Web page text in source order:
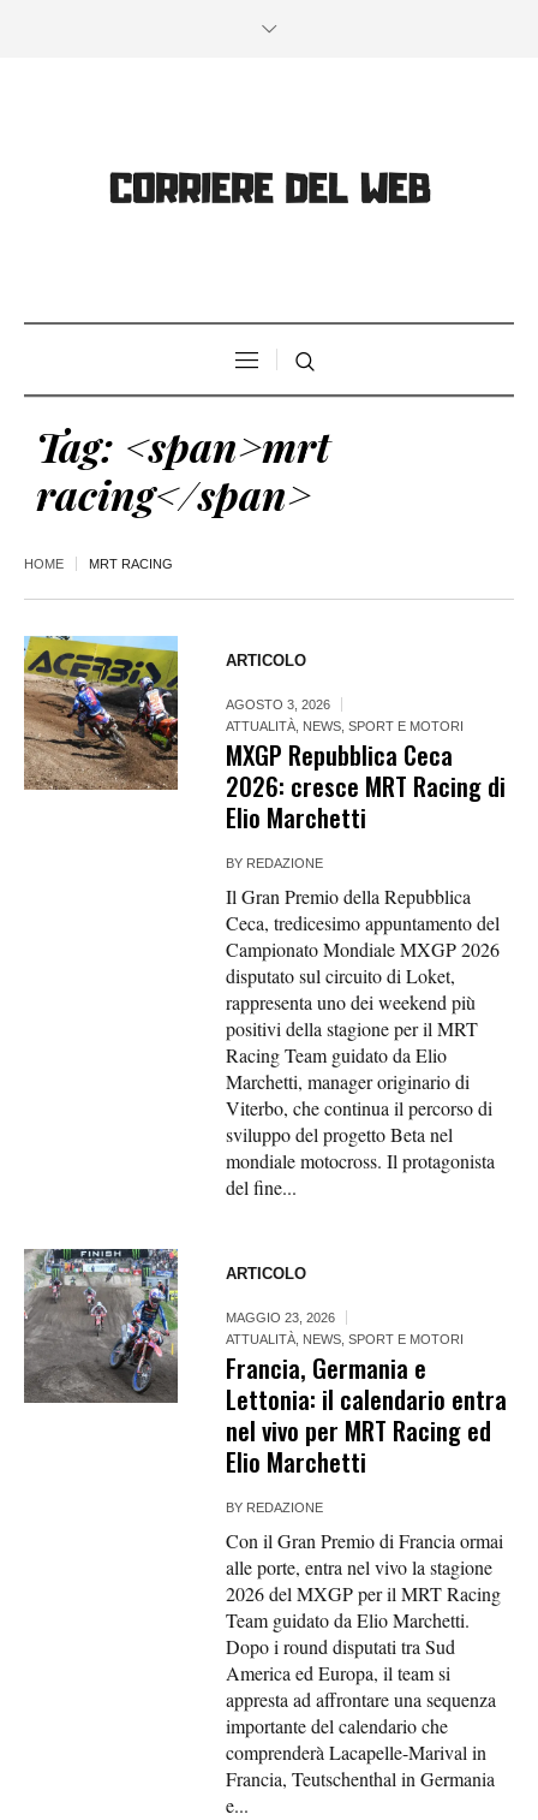
Tag: <span>mrt
racing</span>
HOME MRT RACING
ARTICOLO
AGOSTO 3, 2026
ATTUALITÀ NEWS ,SPORT E MOTORI
MXGP Repubblica Ceca
2026: cresce MRT Racing di
Elio Marchetti
BY REDAZIONE
Il Gran Premio della Repubblica
Ceca, tredicesimo appuntamento del
Campionato Mondiale MXGP 2026
disputato sul circuito di Loket,
rappresenta uno dei weekend più
positivi della stagione per il MRT
Racing Team guidato da Elio
Marchetti, manager originario di
Viterbo, che continua il percorso di
sviluppo del progetto Beta nel
mondiale motocross. Il protagonista
del fine...
ARTICOLO
MAGGIO 23, 2026
ATTUALITÀ NEWS ,SPORT E MOTORI
Francia, Germania e
Lettonia: il calendario entra
nel vivo per MRT Racing ed
Elio Marchetti
BY REDAZIONE
Con il Gran Premio di Francia ormai
alle porte, entra nel vivo la stagione
2026 del MXGP per il MRT Racing
Team guidato da Elio Marchetti.
Dopo i round disputati tra Sud
America ed Europa, il team si
appresta ad affrontare una sequenza
importante del calendario che
comprenderà Lacapelle-Marival in
Francia, Teutschenthal in Germania
e...